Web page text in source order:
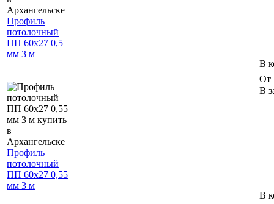
Профиль
потолочный
ПП 60х27 0,5
мм 3 м
В
Профиль
потолочный
ПП 60х27 0,55
мм 3 м
От
В
В